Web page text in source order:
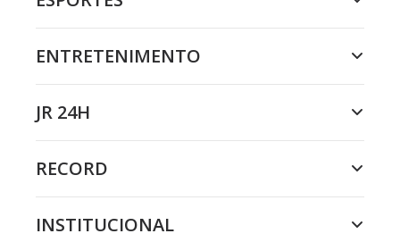
ENTRETENIMENTO
JR 24H
RECORD
INSTITUCIONAL